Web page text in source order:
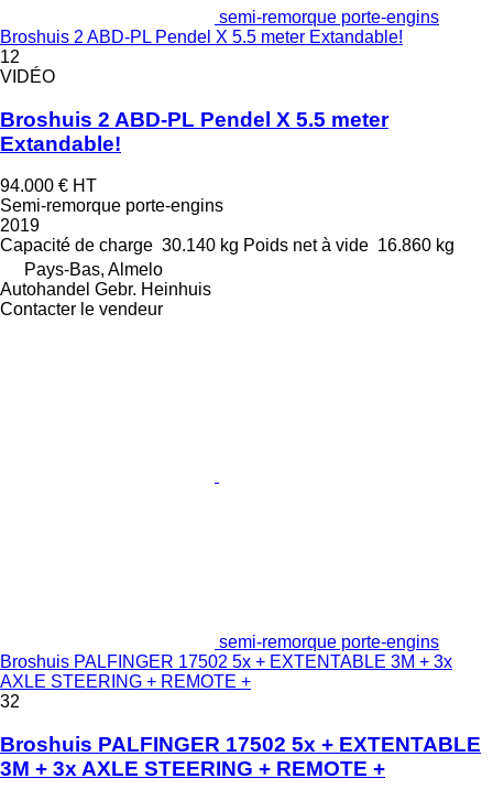
semi-remorque porte-engins
Broshuis 2 ABD-PL Pendel X 5.5 meter Extandable!
12
VIDÉO
Broshuis 2 ABD-PL Pendel X 5.5 meter
Extandable!
94.000 € HT
Semi-remorque porte-engins
2019
Capacité de charge 30.140 kg Poids net à vide 16.860 kg
Pays-Bas, Almelo
Autohandel Gebr. Heinhuis
Contacter le vendeur
semi-remorque porte-engins
Broshuis PALFINGER 17502 5x + EXTENTABLE 3M + 3x
AXLE STEERING + REMOTE +
32
Broshuis PALFINGER 17502 5x + EXTENTABLE
3M + 3x AXLE STEERING + REMOTE +